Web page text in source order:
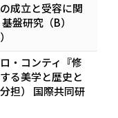
成立と受容に関
盤研究（B）
・コンティ『修
る美学と歴史と
担） 国際共同研